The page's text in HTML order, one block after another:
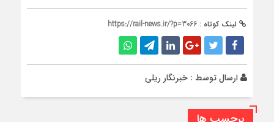
لینک کوتاه : https://rail-news.ir/?p=3066
ارسال توسط : خبرنگار ریلی